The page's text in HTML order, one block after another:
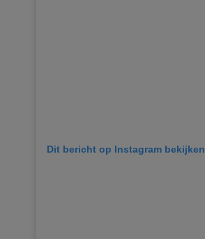
Dit bericht op Instagram bekijken